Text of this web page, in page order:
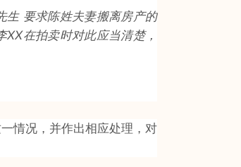
生 要求陈姓夫妻搬离房产的
在拍卖时对此应当清楚，
情况，并作出相应处理，对